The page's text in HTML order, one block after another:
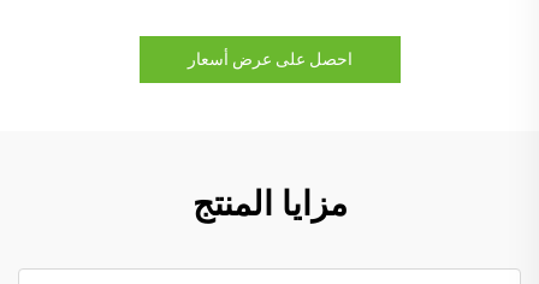
احصل على عرض أسعار
مزايا المنتج